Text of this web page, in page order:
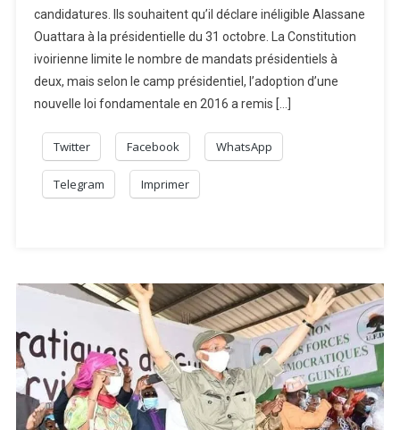
candidatures. Ils souhaitent qu’il déclare inéligible Alassane
Ouattara à la présidentielle du 31 octobre. La Constitution
ivoirienne limite le nombre de mandats présidentiels à
deux, mais selon le camp présidentiel, l’adoption d’une
nouvelle loi fondamentale en 2016 a remis […]
Twitter Facebook WhatsApp
Telegram Imprimer